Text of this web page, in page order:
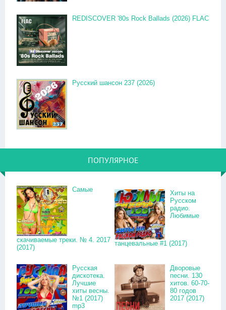
REDISCOVER '80s Rock Ballads (2026) FLAC
Русский шансон 237 (2026)
ПОПУЛЯРНОЕ
Самые
скачиваемые треки. № 4. 2017
(2017)
Хиты на
Русском
радио.
Любимые
танцевальные #1 (2017)
Русская
дискотека.
Лучшие
хиты весны.
№1 (2017)
mp3
Дворовые
песни. 130
хитов. 60-70-
80 годов
2017 (2017)